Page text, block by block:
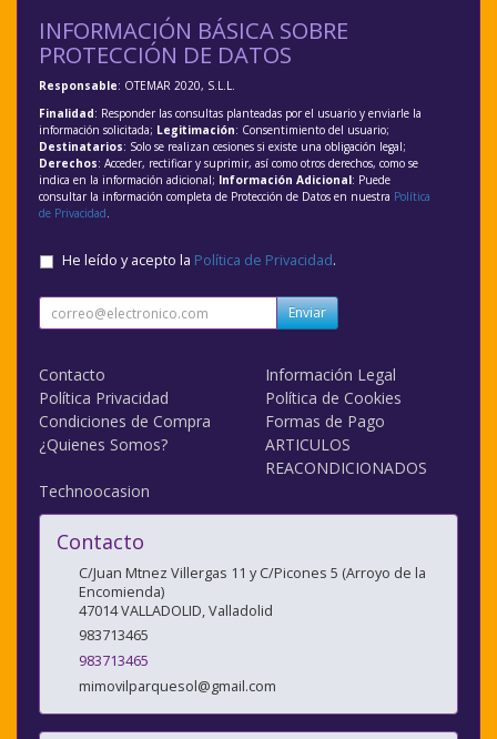
INFORMACIÓN BÁSICA SOBRE
PROTECCIÓN DE DATOS
Responsable: OTEMAR 2020, S.L.L.
Finalidad: Responder las consultas planteadas por el usuario y enviarle la
información solicitada; Legitimación: Consentimiento del usuario;
Destinatarios: Solo se realizan cesiones si existe una obligación legal;
Derechos: Acceder, rectificar y suprimir, así como otros derechos, como se
indica en la información adicional; Información Adicional: Puede
consultar la información completa de Protección de Datos en nuestra Política
de Privacidad.
He leído y acepto la Política de Privacidad.
Enviar
Contacto
Información Legal
Política Privacidad
Política de Cookies
Condiciones de Compra
Formas de Pago
¿Quienes Somos?
ARTICULOS
REACONDICIONADOS
Technoocasion
Contacto
C/Juan Mtnez Villergas 11 y C/Picones 5 (Arroyo de la
Encomienda)
47014VALLADOLID,Valladolid
983713465
983713465
mimovilparquesol@gmail.com